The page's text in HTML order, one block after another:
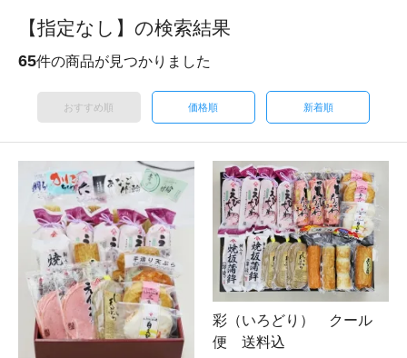
【指定なし】の検索結果
65件の商品が見つかりました
おすすめ順 価格順 新着順
彩（いろどり） クール
便 送料込